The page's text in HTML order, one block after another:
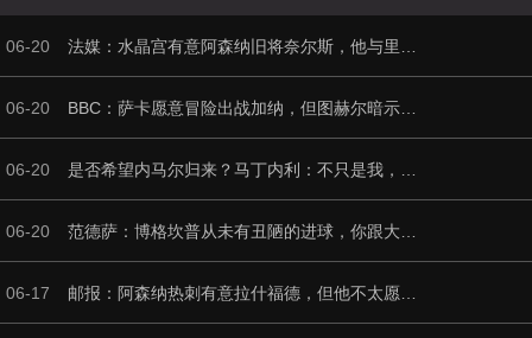
06-20
06-20
06-20
06-20
06-17